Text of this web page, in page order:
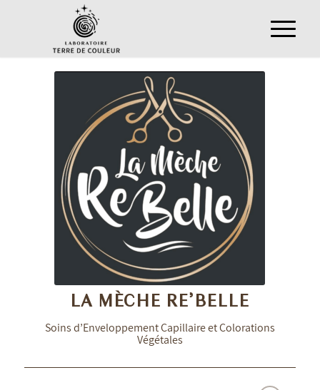
LA MÈCHE RE’BELLE
Soins d’Enveloppement Capillaire et Colorations
Végétales